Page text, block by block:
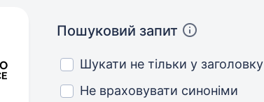
Пошуковий запит
Шукати не тільки у заголовку
Не враховувати синоніми